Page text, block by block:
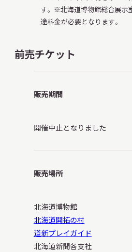
す。 ※北海道博物館総合展示
途料金が必要となります。
前売チケット
販売期間
開催中止となりました
販売場所
北海道博物館
北海道開拓の村
道新プレイガイド
北海道新聞各支社